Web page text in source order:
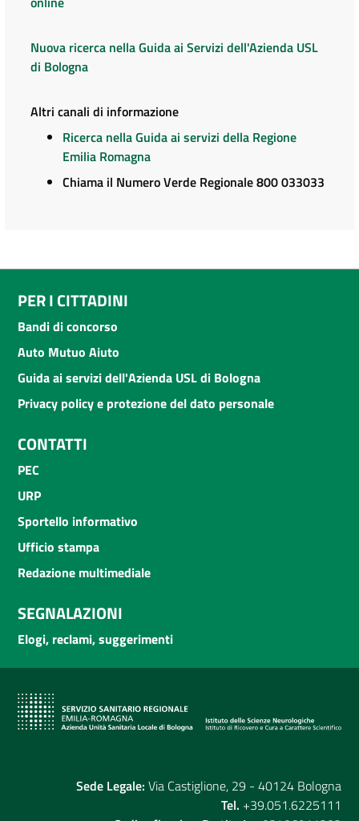
Nuova ricerca nella Guida ai Servizi dell'Azienda USL
di Bologna
Altri canali di informazione
Ricerca nella Guida ai servizi della Regione
Emilia Romagna
Chiama il Numero Verde Regionale 800 033033
PER I CITTADINI
Bandi di concorso
Auto Mutuo Aiuto
Guida ai servizi dell'Azienda USL di Bologna
Privacy policy e protezione del dato personale
CONTATTI
PEC
URP
Sportello informativo
Ufficio stampa
Redazione multimediale
SEGNALAZIONI
Elogi, reclami, suggerimenti
Sede Legale: Via Castiglione, 29 - 40124 Bologna
Tel. +39.051.6225111